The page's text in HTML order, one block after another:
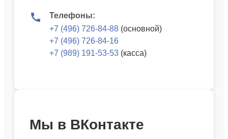
Телефоны:
+7 (496) 726-84-88 (основной)
+7 (496) 726-84-16
+7 (989) 191-53-53 (касса)
Мы в ВКонтакте